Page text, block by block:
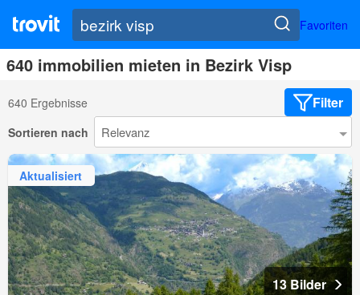
Favoriten
640 immobilien mieten in Bezirk Visp
640 Ergebnisse Filter
Sortieren nach
Aktualisiert
13 Bilder